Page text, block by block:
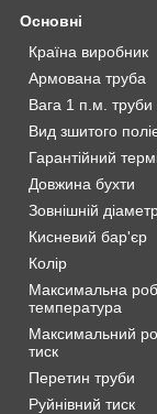
Основні
Країна виробник
Армована труба
Вага 1 п.м. труби
Вид зшитого
Гарантійний
Довжина бухти
Зовнішній
Кисневий бар'єр
Колір
Максимальна
температура
Максимальний
тиск
Перетин труби
Руйнівний тиск